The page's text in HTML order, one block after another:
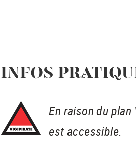
INFOS
En raison du
est accessible.